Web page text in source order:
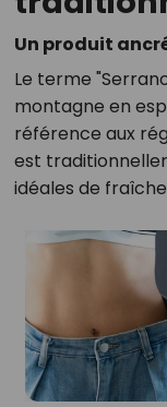
Un produit
Le terme
montagne en
référence aux
est
idéales de